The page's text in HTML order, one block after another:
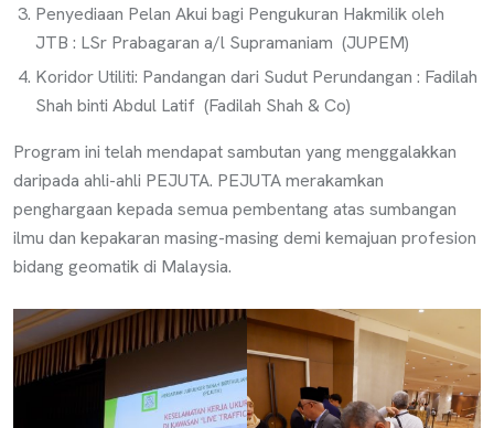
Penyediaan Pelan Akui bagi Pengukuran Hakmilik oleh
JTB : LSr Prabagaran a/l Supramaniam (JUPEM)
Koridor Utiliti: Pandangan dari Sudut Perundangan : Fadilah
Shah binti Abdul Latif (Fadilah Shah & Co)
Program ini telah mendapat sambutan yang menggalakkan
daripada ahli-ahli PEJUTA. PEJUTA merakamkan
penghargaan kepada semua pembentang atas sumbangan
ilmu dan kepakaran masing-masing demi kemajuan profesion
bidang geomatik di Malaysia.